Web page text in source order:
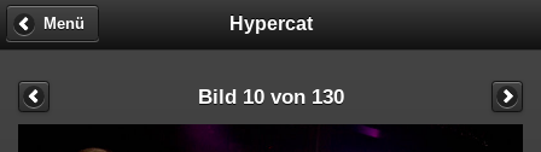
Hypercat
Menü
Bild 10 von 130